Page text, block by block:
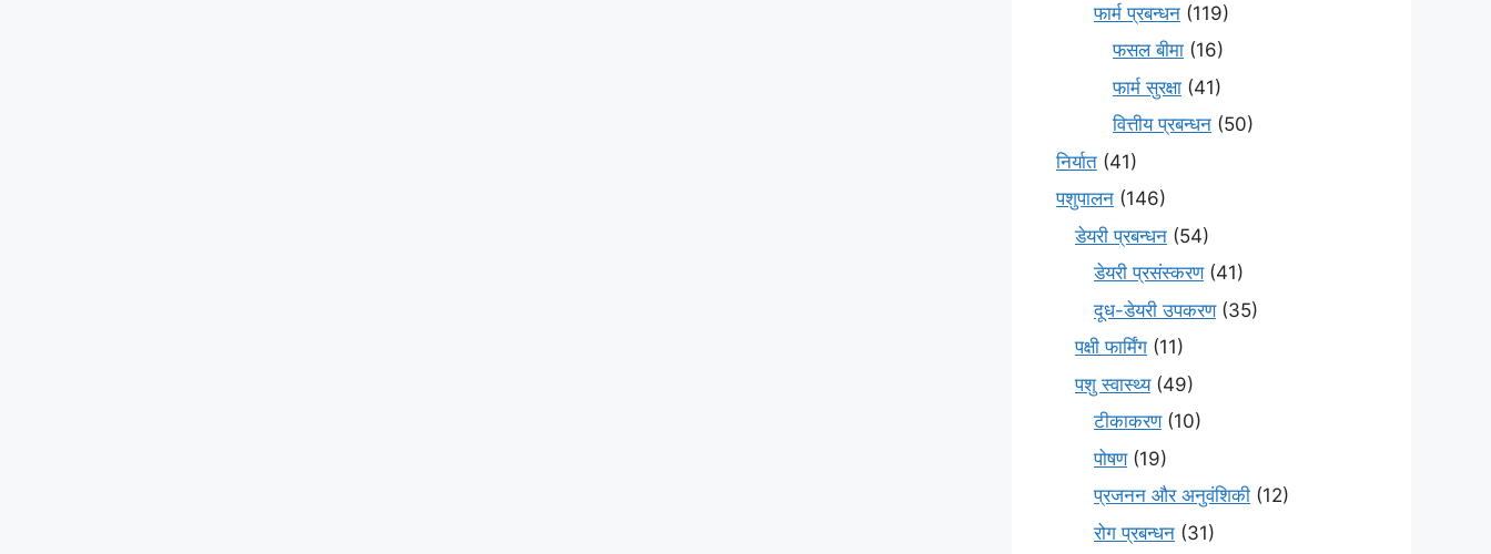
फार्म प्रबन्धन (119)
फसल बीमा (16)
फार्म सुरक्षा (41)
वित्तीय प्रबन्धन (50)
निर्यात (41)
पशुपालन (146)
डेयरी प्रबन्धन (54)
डेयरी प्रसंस्करण(41)
दूध-डेयरी उपकरण(35)
पक्षी फार्मिंग (11)
पशु स्वास्थ्य(49)
टीकाकरण(10)
पोषण(19)
प्रजनन और अनुवंशिकी (12)
रोग प्रबन्धन (31)